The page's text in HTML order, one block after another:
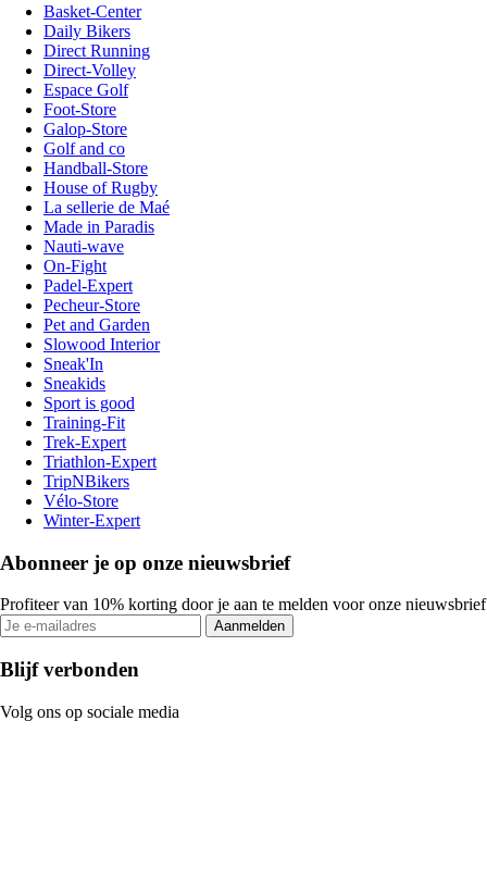
Basket-Center
Daily Bikers
Direct Running
Direct-Volley
Espace Golf
Foot-Store
Galop-Store
Golf and co
Handball-Store
House of Rugby
La sellerie de Maé
Made in Paradis
Nauti-wave
On-Fight
Padel-Expert
Pecheur-Store
Pet and Garden
Slowood Interior
Sneak'In
Sneakids
Sport is good
Training-Fit
Trek-Expert
Triathlon-Expert
TripNBikers
Vélo-Store
Winter-Expert
Abonneer je op onze nieuwsbrief
Profiteer van 10% korting door je aan te melden voor onze nieuwsbrief
Aanmelden
Blijf verbonden
Volg ons op sociale media